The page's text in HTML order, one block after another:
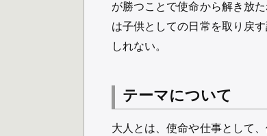
が勝つことで使命から解き放
は子供としての日常を取り戻
しれない。
テーマについて
大人とは、使命や仕事として